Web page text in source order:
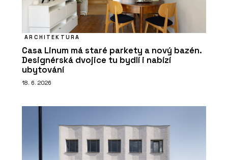
ARCHITEKTURA
Casa Linum má staré parkety a nový bazén.
Designérská dvojice tu bydlí i nabízí
ubytování
18. 6. 2026